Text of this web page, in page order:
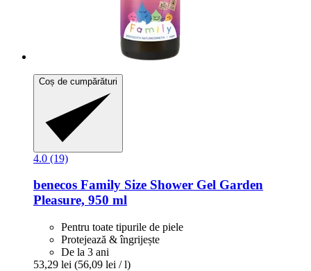
Coș de cumpărături
4.0 (19)
benecos Family Size Shower Gel Garden
Pleasure, 950 ml
Pentru toate tipurile de piele
Protejează & îngrijește
De la 3 ani
53,29 lei (56,09 lei / l)